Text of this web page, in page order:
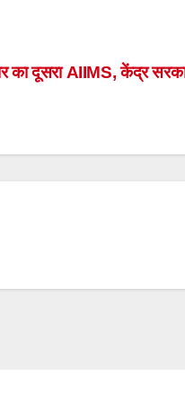
का दूसरा AIIMS, केंद्र